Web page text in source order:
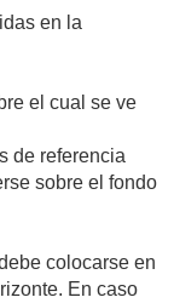
en la
el cual se ve
de referencia
sobre el fondo
colocarse en
En caso